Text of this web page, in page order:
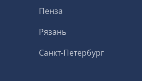
Пенза
Рязань
Санкт-Петербург